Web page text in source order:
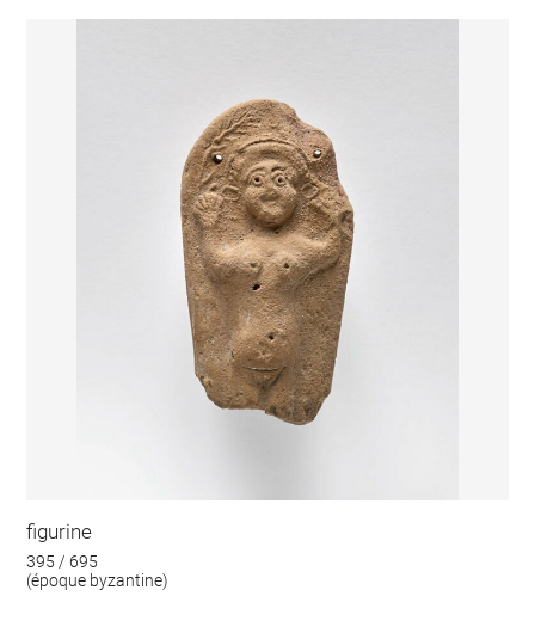
figurine
395 / 695
(époque byzantine)